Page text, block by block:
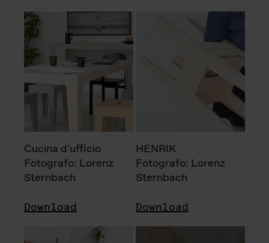
Cucina d'ufficio
Fotografo: Lorenz
Sternbach
Download
HENRIK
Fotografo: Lorenz
Sternbach
Download